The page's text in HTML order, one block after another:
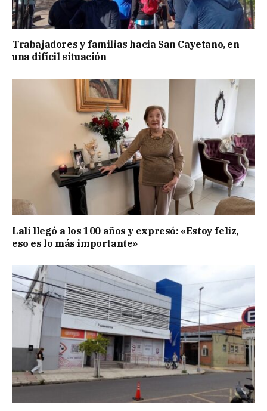
Trabajadores y familias hacia San Cayetano, en
una difícil situación
Lali llegó a los 100 años y expresó: «Estoy feliz,
eso es lo más importante»